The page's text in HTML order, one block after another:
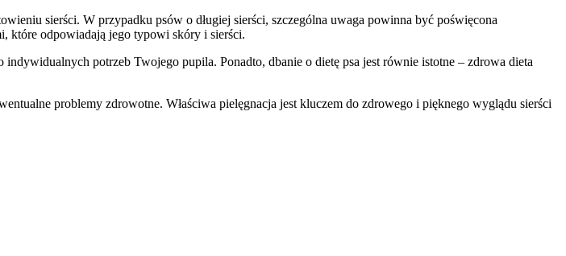
sierści. W przypadku psów o długiej sierści, szczególna uwaga powinna być poświęcona
które odpowiadają jego typowi skóry i sierści.
potrzeb Twojego pupila. Ponadto, dbanie o dietę psa jest równie istotne – zdrowa dieta
problemy zdrowotne. Właściwa pielęgnacja jest kluczem do zdrowego i pięknego wyglądu sierści